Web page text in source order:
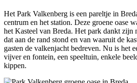
Het Park Valkenberg is een pareltje in
centrum en het station. Deze groene oase
het Kasteel van Breda. Het park dankt zijn
dat aan de rand stond en van waaruit de
gasten de valkenjacht bedreven. Nu is het
vijver en fontein, een speeltuin, enkele
kippen.